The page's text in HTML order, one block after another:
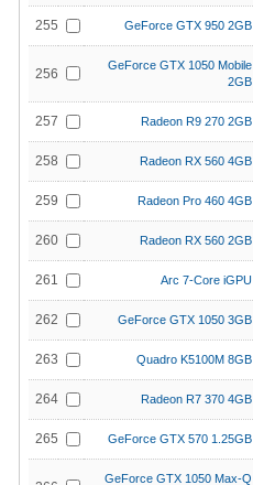
255 GeForce GTX 950 2GB
256
GeForce GTX 1050 Mobile
2GB
257 Radeon R9 270 2GB
258 Radeon RX 560 4GB
259 Radeon Pro 460 4GB
260 Radeon RX 560 2GB
261 Arc 7-Core iGPU
262 GeForce GTX 1050 3GB
263 Quadro K5100M 8GB
264 Radeon R7 370 4GB
265 GeForce GTX 570 1.25GB
GeForce GTX 1050 Max-Q